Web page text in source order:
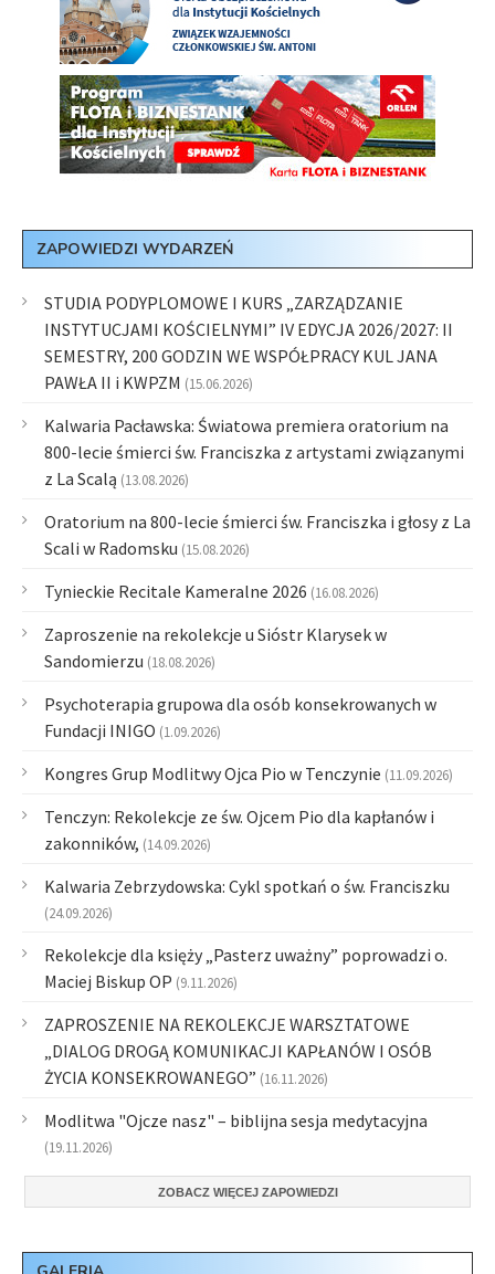
ZAPOWIEDZI WYDARZEŃ
STUDIA PODYPLOMOWE I KURS „ZARZĄDZANIE
INSTYTUCJAMI KOŚCIELNYMI” IV EDYCJA 2026/2027: II
SEMESTRY, 200 GODZIN WE WSPÓŁPRACY KUL JANA
PAWŁA II i KWPZM (15.06.2026)
Kalwaria Pacławska: Światowa premiera oratorium na
800-lecie śmierci św. Franciszka z artystami związanymi
z La Scalą (13.08.2026)
Oratorium na 800-lecie śmierci św. Franciszka i głosy z La
Scali w Radomsku (15.08.2026)
Tynieckie Recitale Kameralne 2026 (16.08.2026)
Zaproszenie na rekolekcje u Sióstr Klarysek w
Sandomierzu (18.08.2026)
Psychoterapia grupowa dla osób konsekrowanych w
Fundacji INIGO (1.09.2026)
Kongres Grup Modlitwy Ojca Pio w Tenczynie (11.09.2026)
Tenczyn: Rekolekcje ze św. Ojcem Pio dla kapłanów i
zakonników, (14.09.2026)
Kalwaria Zebrzydowska: Cykl spotkań o św. Franciszku
(24.09.2026)
Rekolekcje dla księży „Pasterz uważny” poprowadzi o.
Maciej Biskup OP (9.11.2026)
ZAPROSZENIE NA REKOLEKCJE WARSZTATOWE
„DIALOG DROGĄ KOMUNIKACJI KAPŁANÓW I OSÓB
ŻYCIA KONSEKROWANEGO” (16.11.2026)
Modlitwa "Ojcze nasz" – biblijna sesja medytacyjna
(19.11.2026)
ZOBACZ WIĘCEJ ZAPOWIEDZI